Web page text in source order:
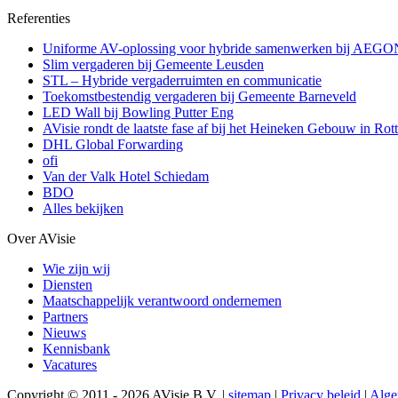
Referenties
Uniforme AV-oplossing voor hybride samenwerken bij
Slim vergaderen bij Gemeente Leusden
STL – Hybride vergaderruimten en communicatie
Toekomstbestendig vergaderen bij Gemeente Barneveld
LED Wall bij Bowling Putter Eng
AVisie rondt de laatste fase af bij het Heineken Gebouw in
DHL Global Forwarding
ofi
Van der Valk Hotel Schiedam
BDO
Alles bekijken
Over AVisie
Wie zijn wij
Diensten
Maatschappelijk verantwoord ondernemen
Partners
Nieuws
Kennisbank
Vacatures
Copyright © 2011 - 2026 AVisie B.V. | sitemap | Privacy beleid |